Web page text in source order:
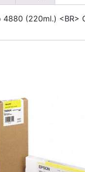
(220ml.) <BR>